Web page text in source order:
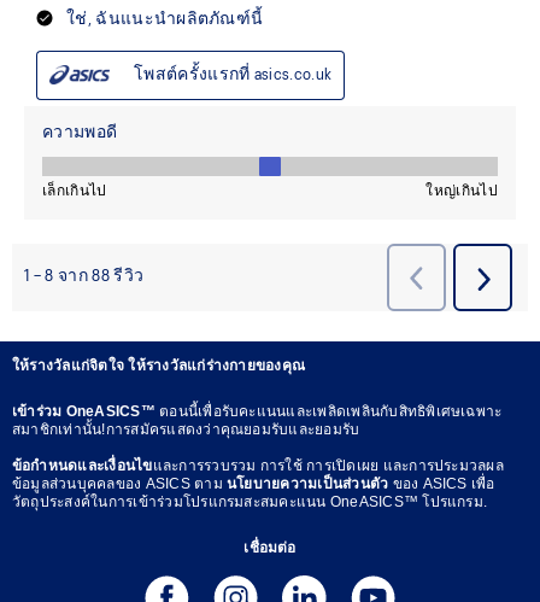
ให้รางวัลแก่จิตใจ ให้รางวัลแก่ร่างกายของคุณ
เข้าร่วม OneASICS™ตอนนี้เพื่อรับคะแนนและเพลิดเพลินกับสิทธิพิเศษเฉพาะ
สมาชิกเท่านั้น!การสมัครแสดงว่าคุณยอมรับและยอมรับ
ข้อกำหนดและเงื่อนไขและการรวบรวม การใช้ การเปิดเผย และการประมวลผล
ข้อมูลส่วนบุคคลของ ASICS ตาม นโยบายความเป็นส่วนตัว ของ ASICS เพื่อ
วัตถุประสงค์ในการเข้าร่วมโปรแกรมสะสมคะแนน OneASICS™ โปรแกรม.
เชื่อมต่อ